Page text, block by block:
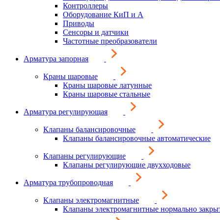
Контроллеры
Оборудование КиП и А
Приводы
Сенсоры и датчики
Частотные преобразователи
Арматура запорная
Краны шаровые
Краны шаровые латунные
Краны шаровые стальные
Арматура регулирующая
Клапаны балансировочные
Клапаны балансировочные автоматические
Клапаны регулирующие
Клапаны регулирующие двухходовые
Арматура трубопроводная
Клапаны электромагнитные
Клапаны электромагнитные нормально